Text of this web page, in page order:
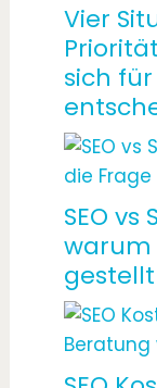
Vier
sich für
SEO vs
warum